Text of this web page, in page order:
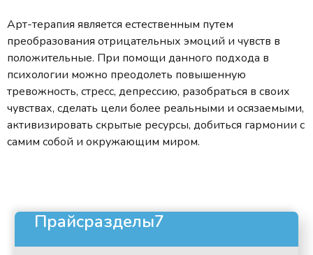
Арт-терапия является естественным путем
преобразования отрицательных эмоций и чувств в
положительные. При помощи данного подхода в
психологии можно преодолеть повышенную
тревожность, стресс, депрессию, разобраться в своих
чувствах, сделать цели более реальными и осязаемыми,
активизировать скрытые ресурсы, добиться гармонии с
самим собой и окружающим миром.
Прайсразделы7